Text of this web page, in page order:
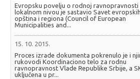
Evropsku povelju o rodnoj ravnopravnosti
lokalnom nivou je sastavio Savet evropskih
opština i regiona (Council of European
Municipalities and...
15. 10. 2015.
Proces izrade dokumenta pokrenulo je i
rukovodi Koordinaciono telo za rodnu
ravnopravnost Vlade Republike Srbije, a
uključena u pr...